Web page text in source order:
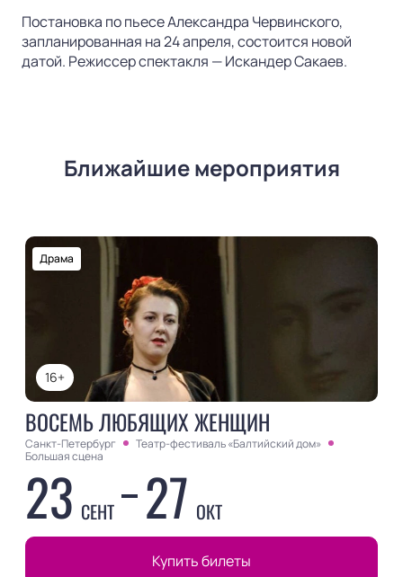
Постановка по пьесе Александра Червинского,
запланированная на 24 апреля, состоится новой
датой. Режиссер спектакля — Искандер Сакаев.
Ближайшие мероприятия
16+
Драма
ВОСЕМЬ ЛЮБЯЩИХ ЖЕНЩИН
Санкт-Петербург
Театр-фестиваль «Балтийский дом»
Большая сцена
23 СЕНТ 27 ОКТ
Купить билеты